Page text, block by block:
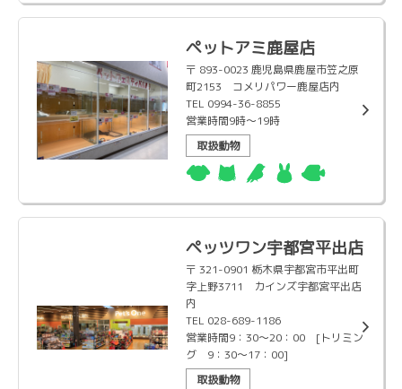
ペットアミ鹿屋店
〒 893-0023 鹿児島県鹿屋市笠之原
町2153 コメリパワー鹿屋店内
TEL 0994-36-8855
営業時間9時〜19時
取扱動物
ペッツワン宇都宮平出店
〒 321-0901 栃木県宇都宮市平出町
字上野3711 カインズ宇都宮平出店
内
TEL 028-689-1186
営業時間9：30～20：00 [トリミン
グ 9：30～17：00]
取扱動物